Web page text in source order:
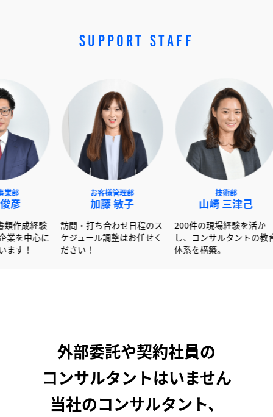
SUPPORT STAFF
山崎
200件の現場
し、コンサ
体系を構築。
訪問・打ち合わせ日程のス
ケジュール調整はお任せく
社以上の書類作成経験
かし大手企業を中心に
ートしています！
外部委託や契約社員の
コンサルタントはいません
当社のコンサルタント、